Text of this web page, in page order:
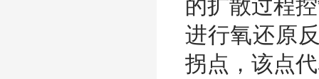
的扩散过程
进行氧还原
拐点，该点